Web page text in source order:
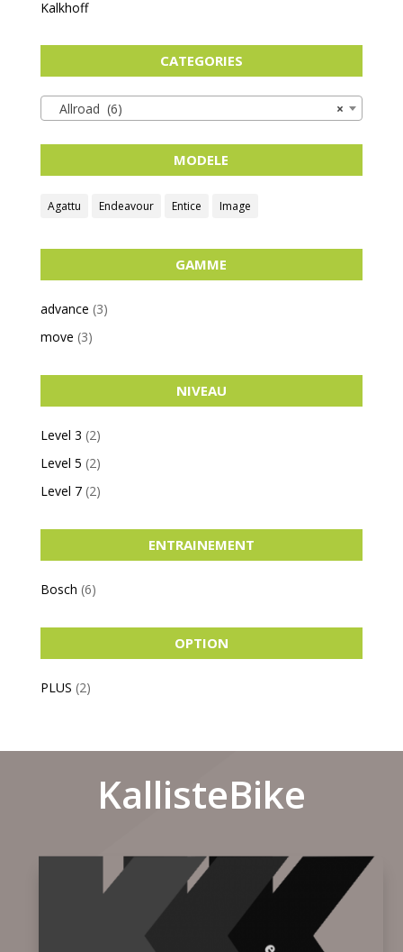
Kalkhoff
CATEGORIES
×
Allroad (6)
MODELE
Agattu Endeavour Entice Image
GAMME
advance (3)
move (3)
NIVEAU
Level 3 (2)
Level 5 (2)
Level 7 (2)
ENTRAINEMENT
Bosch (6)
OPTION
PLUS (2)
KallisteBike